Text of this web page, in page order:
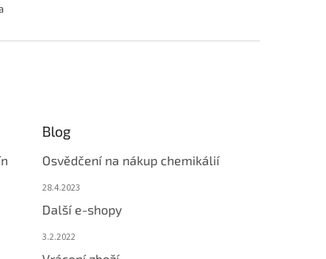
Blog
Osvědčení na nákup chemikálií
28.4.2023
Další e-shopy
3.2.2022